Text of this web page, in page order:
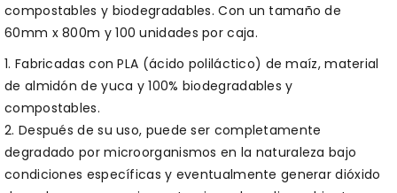
compostables y biodegradables. Con un tamaño de
60mm x 800m y 100 unidades por caja.
1. Fabricadas con PLA (ácido poliláctico) de maíz, material
de almidón de yuca y 100% biodegradables y
compostables.
2. Después de su uso, puede ser completamente
degradado por microorganismos en la naturaleza bajo
condiciones específicas y eventualmente generar dióxido